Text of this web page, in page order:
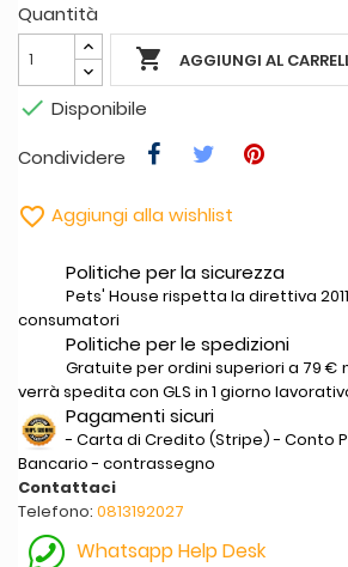
Quantità
 AGGIUNGI AL
 Disponibile
Condividere
 Aggiungi alla wishlist
Politiche per la sicurezza
Pets' House rispetta la direttiva
consumatori
Politiche per le spedizioni
Gratuite per ordini superiori a 79 €
verrà spedita con GLS in 1 giorno
Pagamenti sicuri
- Carta di Credito (Stripe) - Conto
Bancario - contrassegno
Contattaci
Telefono: 0813192027
Whatsapp Help Desk